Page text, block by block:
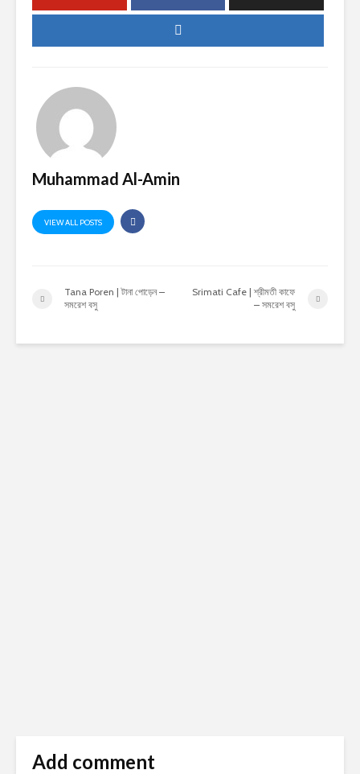
Muhammad Al-Amin
VIEW ALL POSTS
Tana Poren | টানা পোড়েন –
সমরেশ বসু
Srimati Cafe | শ্রীমতী কাফে
– সমরেশ বসু
Add comment